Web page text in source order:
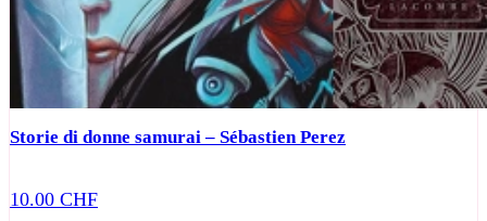
Storie di donne samurai – Sébastien Perez
10.00 CHF